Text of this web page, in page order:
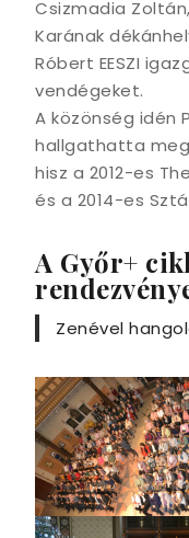
Csizmadia
Karának
Róbert EESZI
vendégeket.
A közönség idén
hallgathatta
hisz a 2012-es
és a 2014-es
A Győr+
Zenével